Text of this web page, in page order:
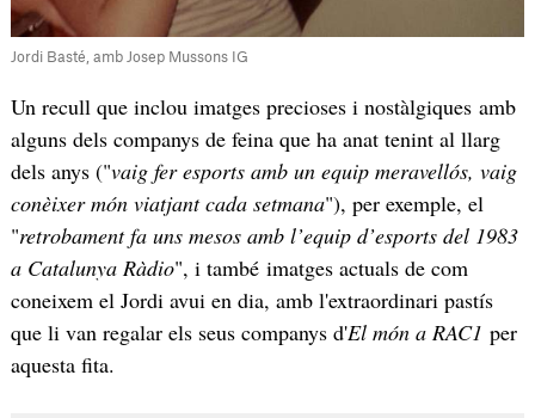
Jordi Basté, amb Josep Mussons IG
Un recull que inclou imatges precioses i nostàlgiques amb
alguns dels companys de feina que ha anat tenint al llarg
dels anys ("vaig fer esports amb un equip meravellós, vaig
conèixer món viatjant cada setmana"), per exemple, el
"retrobament fa uns mesos amb l’equip d’esports del 1983
a Catalunya Ràdio", i també imatges actuals de com
coneixem el Jordi avui en dia, amb l'extraordinari pastís
que li van regalar els seus companys d'El món a RAC1 per
aquesta fita.